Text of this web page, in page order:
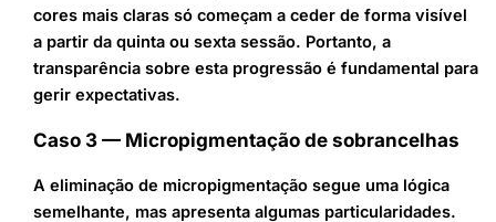
cores mais claras só começam a ceder de forma visível
a partir da quinta ou sexta sessão. Portanto, a
transparência sobre esta progressão é fundamental para
gerir expectativas.
Caso 3 — Micropigmentação de sobrancelhas
A eliminação de micropigmentação segue uma lógica
semelhante, mas apresenta algumas particularidades.